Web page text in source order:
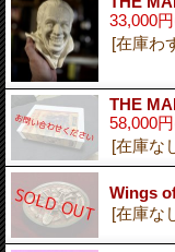
33,000円
[在庫わ
THE
58,000円
[在庫な
Wings
[在庫な